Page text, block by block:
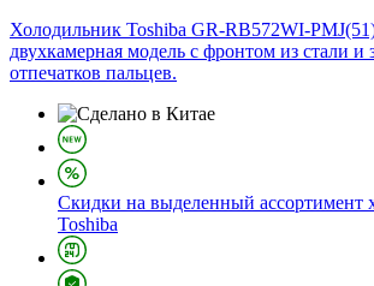
Холодильник Toshiba GR-RB572WI-
двухкамерная модель с фронтом из стали и
отпечатков пальцев.
Скидки на выделенный ассортимент
Toshiba